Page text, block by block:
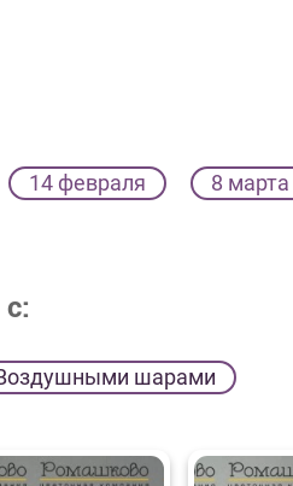
14 февраля 8 марта
шарами